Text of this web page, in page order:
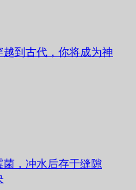
到古代，你将成为神
，冲水后存于缝隙